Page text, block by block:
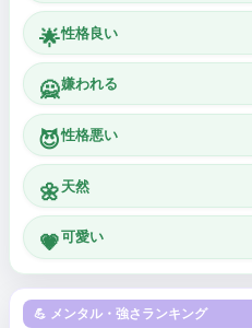
🌟性格良い
🙅嫌われる
😈性格悪い
🌼 天然
💗可愛い
💪 メンタル・強さランキング